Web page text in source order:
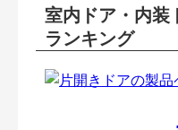
室内ドア・内装
ランキング